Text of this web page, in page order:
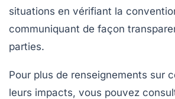
situations en vérifiant la
communiquant de façon
parties.
Pour plus de renseignements sur
leurs impacts, vous pouvez